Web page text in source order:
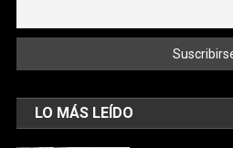
LO MÁS LEÍDO